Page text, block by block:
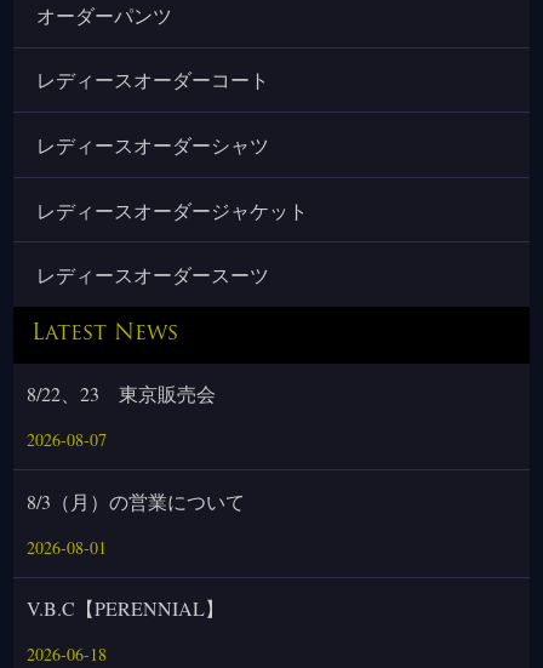
オーダーパンツ
レディースオーダーコート
レディースオーダーシャツ
レディースオーダージャケット
レディースオーダースーツ
Latest News
8/22、23 東京販売会
2026-08-07
8/3（月）の営業について
2026-08-01
V.B.C【PERENNIAL】
2026-06-18